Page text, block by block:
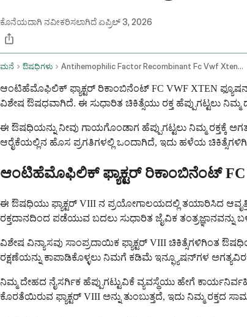
ಕೊನೆಯದಾಗಿ ನವೀಕರಿಸಲಾಗಿದೆಏಪ್ರಿಲ್ 3, 2026
ಮನೆ ಔಷಧಿಗಳು Antihemophilic Factor Recombinant Fc Vwf Xten Fusion Protein Ehtl Intravenous Route
ಆಂಟಿಹೆಮೊಫಿಲಿಕ್ ಫ್ಯಾಕ್ಟರ್ ರಿಕಾಂಬಿನೆಂಟ್ FC VWF XTEN
ವಿಶೇಷ ಔಷಧವಾಗಿದೆ. ಈ ಸುಧಾರಿತ ಚಿಕಿತ್ಸೆಯು ರಕ್ತ ಹೆಪ್ಪುಗಟ್ಟಲು
ಈ ಔಷಧಿಯನ್ನು ನೀವು ಗಾಯಗೊಂಡಾಗ ಹೆಪ್ಪುಗಟ್ಟಲು ನಿಮ್ಮ ರಕ್ತಕ್ಕೆ
ಆರೈಕೆಯಲ್ಲಿನ ಹೊಸ ಪ್ರಗತಿಗಳಲ್ಲಿ ಒಂದಾಗಿದೆ, ಇದು ಹಳೆಯ
ಆಂಟಿಹೆಮೊಫಿಲಿಕ್ ಫ್ಯಾಕ್ಟರ್ ರಿಕಾಂಬಿನೆಂಟ್ FC
ಈ ಔಷಧಿಯು ಫ್ಯಾಕ್ಟರ್ VIII ನ ಪ್ರಯೋಗಾಲಯದಲ್ಲಿ ತಯಾರಿಸಿದ
ರಕ್ತದಾನದಿಂದ ಪಡೆಯುವ ಬದಲು ಸುಧಾರಿತ ಜೈವಿಕ
ವಿಶೇಷ ವಿನ್ಯಾಸವು ಸಾಂಪ್ರದಾಯಿಕ ಫ್ಯಾಕ್ಟರ್ VIII ಚಿಕಿತ್ಸೆಗಳಿಗಿಂತ
ರಕ್ಷಣೆಯನ್ನು ಕಾಪಾಡಿಕೊಳ್ಳಲು ನಿಮಗೆ ಕಡಿಮೆ ಇನ್ಫ್ಯೂಷನ್‌ಗಳ
ನಿಮ್ಮ ದೇಹದ ನೈಸರ್ಗಿಕ ಹೆಪ್ಪುಗಟ್ಟುವಿಕೆ ವ್ಯವಸ್ಥೆಯು ಹೇಗೆ
ಕೊರತೆಯಿರುವ ಫ್ಯಾಕ್ಟರ್ VIII ಅನ್ನು ತುಂಬುತ್ತದೆ, ಇದು ನಿಮ್ಮ ರಕ್ತದ